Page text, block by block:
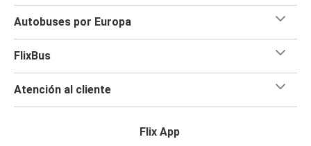
Autobuses por Europa
FlixBus
Atención al cliente
Flix App